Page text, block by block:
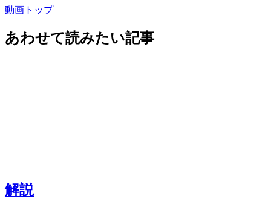
動画トップ
あわせて読みたい記事
解説